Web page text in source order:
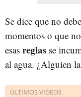
Se dice que no
momentos o que
esas reglas se
al agua. ¿Alguien